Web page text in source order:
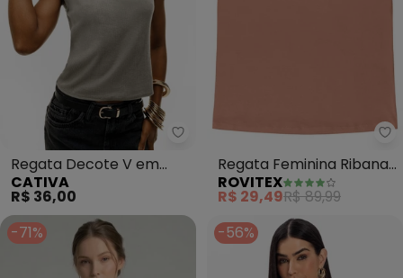
Cativa - Regata Decote V em
Regata Decote V em
Canelado (Marrom
Claro)
CATIVA
R$ 36,00
Regata Feminina Ribana
de Viscose (Marrom)
ROVITEX
R$ 29,49R$ 89,99
-71%
-56%